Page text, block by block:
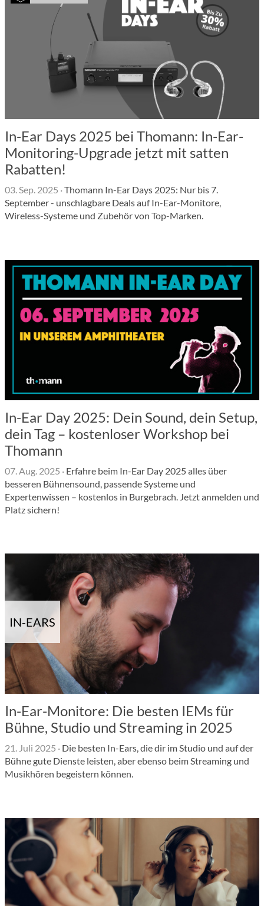
In-Ear Days 2025 bei Thomann: In-Ear-
Monitoring-Upgrade jetzt mit satten
Rabatten!
03. Sep. 2025 ·Thomann In-Ear Days 2025: Nur bis 7.
September - unschlagbare Deals auf In-Ear-Monitore,
Wireless-Systeme und Zubehör von Top-Marken.
In-Ear Day 2025: Dein Sound, dein Setup,
dein Tag – kostenloser Workshop bei
Thomann
07. Aug. 2025 · Erfahre beim In-Ear Day 2025 alles über
besseren Bühnensound, passende Systeme und
Expertenwissen – kostenlos in Burgebrach. Jetzt anmelden und
Platz sichern!
IN-EARS
In-Ear-Monitore: Die besten IEMs für
Bühne, Studio und Streaming in 2025
21. Juli 2025 · Die besten In-Ears, die dir im Studio und auf der
Bühne gute Dienste leisten, aber ebenso beim Streaming und
Musikhören begeistern können.